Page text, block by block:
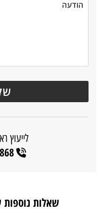
לייעוץ
077-9973868
שאלות נוספות